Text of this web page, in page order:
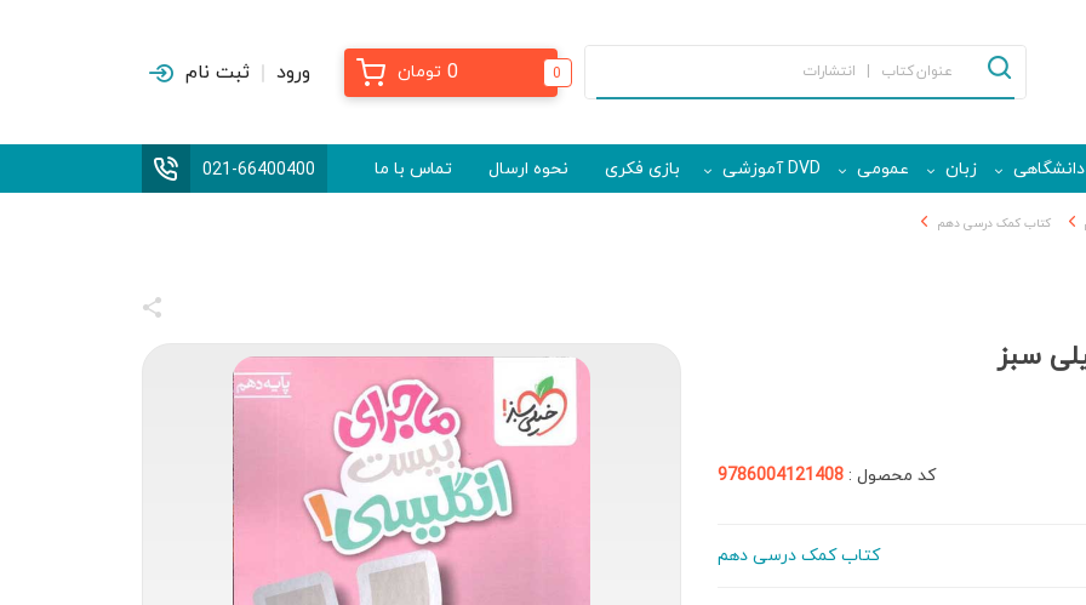
0
0 تومان ورود ثبت نام
دانشگاهی زبان عمومی DVD آموزشی بازی فکری نحوه ارسال تماس با ما 021-66400400
کتاب کمک درسی دهم
سبز
کد محصول : 9786004121408
کتاب کمک درسی دهم